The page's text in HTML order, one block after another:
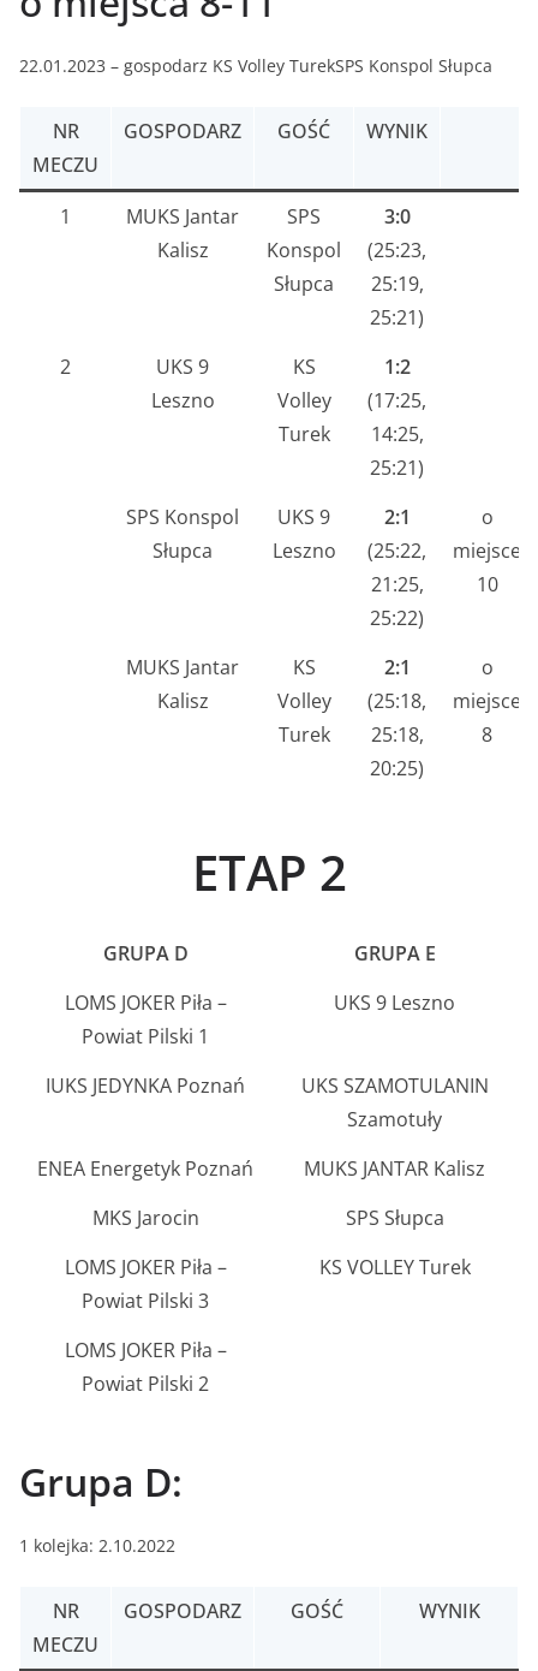
22.01.2023 – gospodarz KS Volley TurekSPS Konspol Słupca
NR
MECZU
GOSPODARZ GOŚĆ WYNIK
1
MUKS Jantar
Kalisz
SPS
Konspol
Słupca
3:0
(25:23,
25:19,
25:21)
2
UKS 9
Leszno
KS
Volley
Turek
1:2
(17:25,
14:25,
25:21)
SPS Konspol
Słupca
UKS 9
Leszno
2:1
(25:22,
21:25,
25:22)
o
miejsce
10
MUKS Jantar
Kalisz
KS
Volley
Turek
2:1
(25:18,
25:18,
20:25)
o
miejsce
8
ETAP 2
GRUPA D
GRUPA E
LOMS JOKER Piła –
Powiat Pilski 1
UKS 9 Leszno
IUKS JEDYNKA Poznań
UKS SZAMOTULANIN
Szamotuły
ENEA Energetyk Poznań
MUKS JANTAR Kalisz
MKS Jarocin
SPS Słupca
LOMS JOKER Piła –
Powiat Pilski 3
KS VOLLEY Turek
LOMS JOKER Piła –
Powiat Pilski 2
Grupa D:
1 kolejka: 2.10.2022
NR
MECZU
GOSPODARZ GOŚĆ WYNIK